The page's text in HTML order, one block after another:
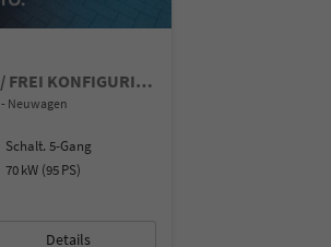
Extra BESTELLFAHRZEUG / FREI KONFIGURIERBAR
Neuwagen
Schalt. 5-Gang
70 kW (95 PS)
Details